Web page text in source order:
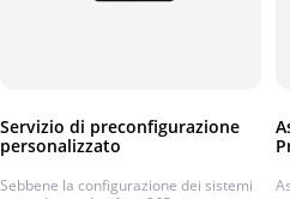
Servizio di preconfigurazione
personalizzato
Sebbene la configurazione dei sistemi